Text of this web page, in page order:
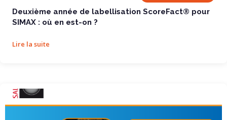
Deuxième année de labellisation ScoreFact® pour
SIMAX : où en est-on ?
Lire la suite